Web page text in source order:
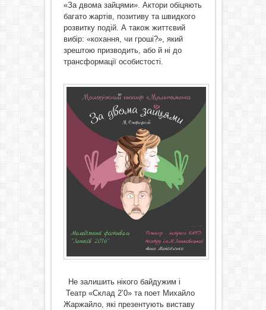
«За двома зайцями». Актори обіцяють
багато жартів, позитиву та швидкого
розвитку подій. А також життєвий
вибір: «кохання, чи гроші?», який
зрештою призводить, або й ні до
трансформації особистості.
Не залишить нікого байдужим і
Театр «Склад 2’0» та поет Михайло
Жаржайло, які презентують виставу